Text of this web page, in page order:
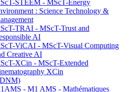
STEEM - MScT-Energy
: Science Technology &
TRAI - MScT-Trust and
AI
ViCAI - MScT-Visual Computing
Creative AI
XCin - MScT-Extended
XCin
- M1 AMS - Mathématiques